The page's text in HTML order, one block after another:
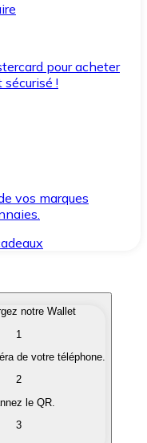
pour acheter
!
vos marques
vous intéressent
en monnaie
notre Wallet
1
de votre téléphone.
2
le QR.
3